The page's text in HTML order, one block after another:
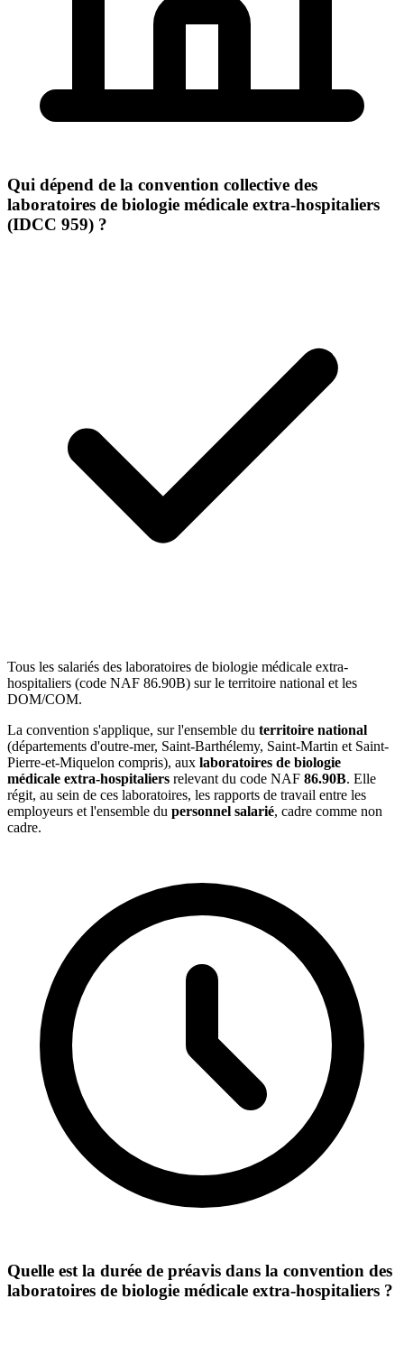
Qui dépend de la convention collective des
laboratoires de biologie médicale extra-hospitaliers
(IDCC 959) ?
Tous les salariés des laboratoires de biologie médicale extra-
hospitaliers (code NAF 86.90B) sur le territoire national et les
DOM/COM.
La convention s'applique, sur l'ensemble du territoire national
(départements d'outre-mer, Saint-Barthélemy, Saint-Martin et Saint-
Pierre-et-Miquelon compris), aux laboratoires de biologie
médicale extra-hospitaliers relevant du code NAF 86.90B. Elle
régit, au sein de ces laboratoires, les rapports de travail entre les
employeurs et l'ensemble du personnel salarié, cadre comme non
cadre.
Quelle est la durée de préavis dans la convention des
laboratoires de biologie médicale extra-hospitaliers ?